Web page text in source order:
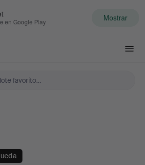
en Google Play Mostrar